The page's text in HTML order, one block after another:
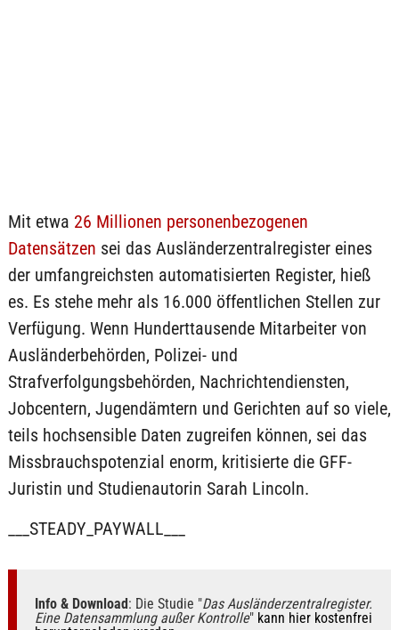
Mit etwa 26 Millionen personenbezogenen
Datensätzen sei das Ausländerzentralregister eines
der umfangreichsten automatisierten Register, hieß
es. Es stehe mehr als 16.000 öffentlichen Stellen zur
Verfügung. Wenn Hunderttausende Mitarbeiter von
Ausländerbehörden, Polizei- und
Strafverfolgungsbehörden, Nachrichtendiensten,
Jobcentern, Jugendämtern und Gerichten auf so viele,
teils hochsensible Daten zugreifen können, sei das
Missbrauchspotenzial enorm, kritisierte die GFF-
Juristin und Studienautorin Sarah Lincoln.
___STEADY_PAYWALL___
Info & Download: Die Studie "Das Ausländerzentralregister.
Eine Datensammlung außer Kontrolle" kann hier kostenfrei